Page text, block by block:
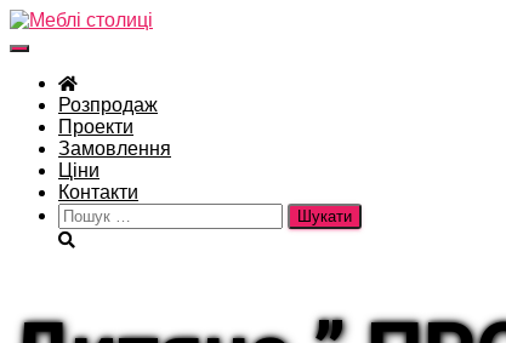
Перемкнути
навігацію
Розпродаж
Проекти
Замовлення
Ціни
Контакти
Пошук: